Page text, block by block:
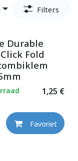
Filters
Durable
Fold
1,25 €
Favoriet